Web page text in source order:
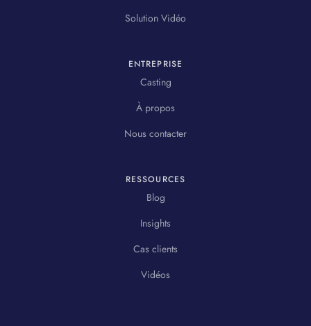
Solution Vidéo
ENTREPRISE
Casting
À propos
Nous contacter
RESSOURCES
Blog
Insights
Cas clients
Vidéos